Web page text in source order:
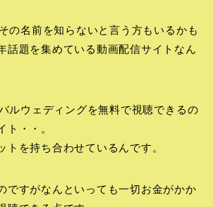
の名前を知らないと言う方もいるかも
話題を集めている動画配信サイトなん
ルウェディングを無料で視聴できるの
ト・・。
トを持ち合わせているんです。
ですがなんといっても一切お金がかか